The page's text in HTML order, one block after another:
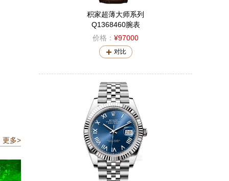
更多>
积家超薄大师系列
Q1368460腕表
价格： ¥97000
对比